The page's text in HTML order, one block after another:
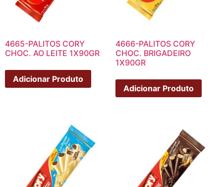
4665-PALITOS CORY
CHOC. AO LEITE 1X90GR
Adicionar Produto
4666-PALITOS CORY
CHOC. BRIGADEIRO
1X90GR
Adicionar Produto